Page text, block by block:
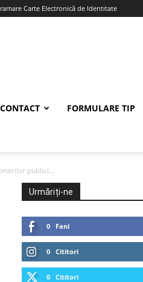
Carte Electronică de Identitate
CONTACT FORMULARE TIP
publici...
Urmăriți-ne
0 Fani
0 Cititori
0 Cititori